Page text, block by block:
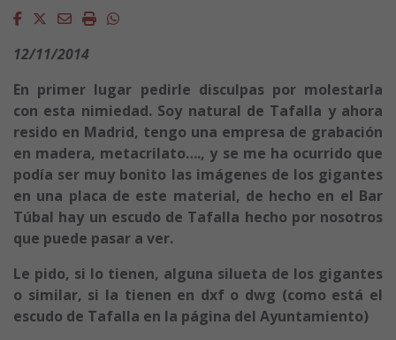
Facebook
Twitter
EmailImprimirWhatsapp
12/11/2014
En primer lugar pedirle disculpas por molestarla
con esta nimiedad. Soy natural de Tafalla y ahora
resido en Madrid, tengo una empresa de grabación
en madera, metacrilato…., y se me ha ocurrido que
podía ser muy bonito las imágenes de los gigantes
en una placa de este material, de hecho en el Bar
Túbal hay un escudo de Tafalla hecho por nosotros
que puede pasar a ver.
Le pido, si lo tienen, alguna silueta de los gigantes
o similar, si la tienen en dxf o dwg (como está el
escudo de Tafalla en la página del Ayuntamiento)